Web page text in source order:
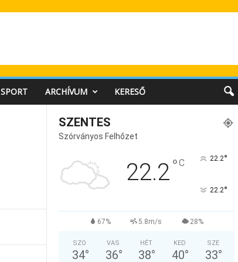
SPORT ARCHÍVUM KERESŐ
SZENTES
Szórványos Felhőzet
22.2°C 22.2°
22.2°
67% 5.8m/s 28%
SZO
34°
VAS
36°
HÉT
38°
KED
40°
SZE
33°